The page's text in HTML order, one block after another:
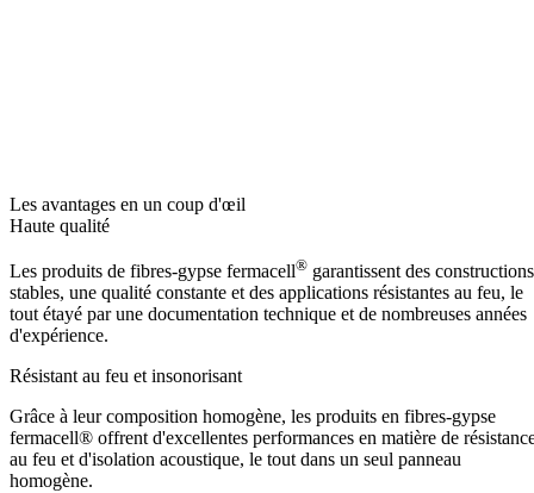
Les avantages en un coup d'œil
Haute qualité
Les produits de fibres-gypse fermacell® garantissent des constructions
stables, une qualité constante et des applications résistantes au feu, le
tout étayé par une documentation technique et de nombreuses années
d'expérience.
Résistant au feu et insonorisant
Grâce à leur composition homogène, les produits en fibres-gypse
fermacell® offrent d'excellentes performances en matière de
au feu et d'isolation acoustique, le tout dans un seul panneau
homogène.